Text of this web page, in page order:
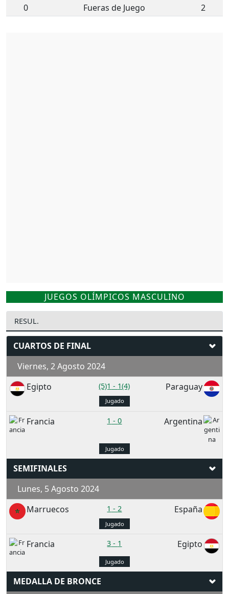
0 Fueras de Juego 2
JUEGOS OLÍMPICOS MASCULINO
RESUL.
CUARTOS DE FINAL
Viernes, 2 Agosto 2024
Egipto
(5)1 - 1(4) Paraguay
Jugado
Francia 1 -0 Argentina
Jugado
SEMIFINALES
Lunes, 5 Agosto 2024
Marruecos
1 -2 España
Jugado
Francia 3 - 1 Egipto
Jugado
MEDALLA DE BRONCE